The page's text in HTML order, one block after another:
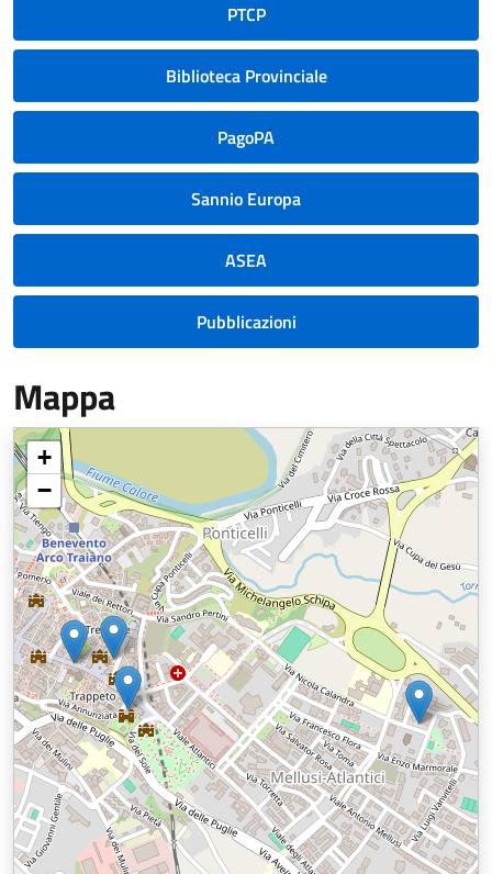
PTCP
Biblioteca Provinciale
PagoPA
Sannio Europa
ASEA
Pubblicazioni
Mappa
+
−